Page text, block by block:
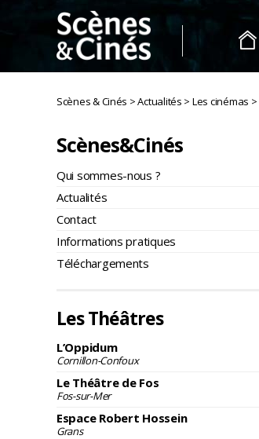
Scènes
Cinés
Scènes & Cinés >Actualités > Les cinémas >
Scènes&Cinés
Qui sommes-nous ?
Actualités
Contact
Informations pratiques
Téléchargements
Les Théâtres
L’Oppidum
Cornillon-Confoux
Le Théâtre de Fos
Fos-sur-Mer
Espace Robert Hossein
Grans